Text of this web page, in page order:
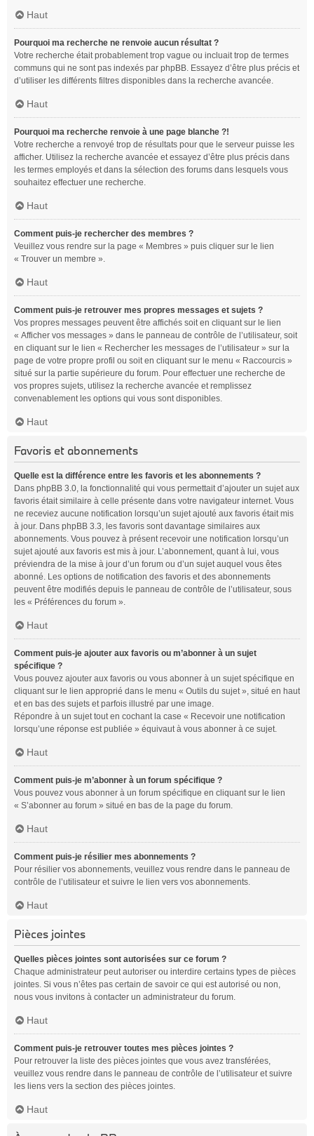
Haut
Pourquoi ma recherche ne renvoie aucun résultat ?
Votre recherche était probablement trop vague ou incluait trop de termes
communs qui ne sont pas indexés par phpBB. Essayez d’être plus précis et
d’utiliser les différents filtres disponibles dans la recherche avancée.
Haut
Pourquoi ma recherche renvoie à une page blanche ?!
Votre recherche a renvoyé trop de résultats pour que le serveur puisse les
afficher. Utilisez la recherche avancée et essayez d’être plus précis dans
les termes employés et dans la sélection des forums dans lesquels vous
souhaitez effectuer une recherche.
Haut
Comment puis-je rechercher des membres ?
Veuillez vous rendre sur la page « Membres » puis cliquer sur le lien
« Trouver un membre ».
Haut
Comment puis-je retrouver mes propres messages et sujets ?
Vos propres messages peuvent être affichés soit en cliquant sur le lien
« Afficher vos messages » dans le panneau de contrôle de l’utilisateur, soit
en cliquant sur le lien « Rechercher les messages de l’utilisateur » sur la
page de votre propre profil ou soit en cliquant sur le menu « Raccourcis »
situé sur la partie supérieure du forum. Pour effectuer une recherche de
vos propres sujets, utilisez la recherche avancée et remplissez
convenablement les options qui vous sont disponibles.
Haut
Favoris et abonnements
Quelle est la différence entre les favoris et les abonnements ?
Dans phpBB 3.0, la fonctionnalité qui vous permettait d’ajouter un sujet aux
favoris était similaire à celle présente dans votre navigateur internet. Vous
ne receviez aucune notification lorsqu’un sujet ajouté aux favoris était mis
à jour. Dans phpBB 3.3, les favoris sont davantage similaires aux
abonnements. Vous pouvez à présent recevoir une notification lorsqu’un
sujet ajouté aux favoris est mis à jour. L’abonnement, quant à lui, vous
préviendra de la mise à jour d’un forum ou d’un sujet auquel vous êtes
abonné. Les options de notification des favoris et des abonnements
peuvent être modifiés depuis le panneau de contrôle de l’utilisateur, sous
les « Préférences du forum ».
Haut
Comment puis-je ajouter aux favoris ou m’abonner à un sujet
spécifique ?
Vous pouvez ajouter aux favoris ou vous abonner à un sujet spécifique en
cliquant sur le lien approprié dans le menu « Outils du sujet », situé en haut
et en bas des sujets et parfois illustré par une image.
Répondre à un sujet tout en cochant la case « Recevoir une notification
lorsqu’une réponse est publiée » équivaut à vous abonner à ce sujet.
Haut
Comment puis-je m’abonner à un forum spécifique ?
Vous pouvez vous abonner à un forum spécifique en cliquant sur le lien
« S’abonner au forum » situé en bas de la page du forum.
Haut
Comment puis-je résilier mes abonnements ?
Pour résilier vos abonnements, veuillez vous rendre dans le panneau de
contrôle de l’utilisateur et suivre le lien vers vos abonnements.
Haut
Pièces jointes
Quelles pièces jointes sont autorisées sur ce forum ?
Chaque administrateur peut autoriser ou interdire certains types de pièces
jointes. Si vous n’êtes pas certain de savoir ce qui est autorisé ou non,
nous vous invitons à contacter un administrateur du forum.
Haut
Comment puis-je retrouver toutes mes pièces jointes ?
Pour retrouver la liste des pièces jointes que vous avez transférées,
veuillez vous rendre dans le panneau de contrôle de l’utilisateur et suivre
les liens vers la section des pièces jointes.
Haut